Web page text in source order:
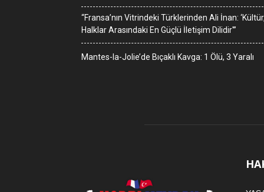
“Fransa’nın Vitrindeki Türklerinden Ali İnan:
Halklar Arasındaki En Güçlü İletişim Dilidir'”
Mantes-la-Jolie’de Bıçaklı Kavga: 1 Ölü, 3 Yaralı